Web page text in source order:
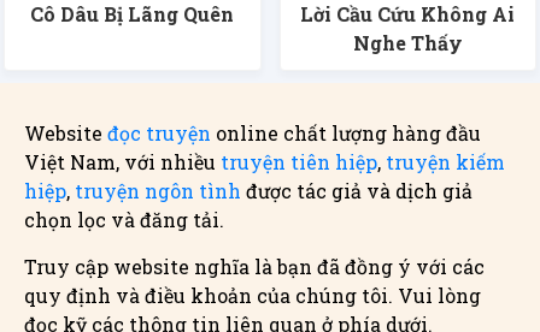
Cô Dâu Bị Lãng Quên
Lời Cầu Cứu Không Ai
Nghe Thấy
Website đọc truyện online chất lượng hàng đầu
Việt Nam, với nhiều truyện tiên hiệp, truyện kiếm
hiệp, truyện ngôn tình được tác giả và dịch giả
chọn lọc và đăng tải.
Truy cập website nghĩa là bạn đã đồng ý với các
quy định và điều khoản của chúng tôi. Vui lòng
đọc kỹ các thông tin liên quan ở phía dưới.